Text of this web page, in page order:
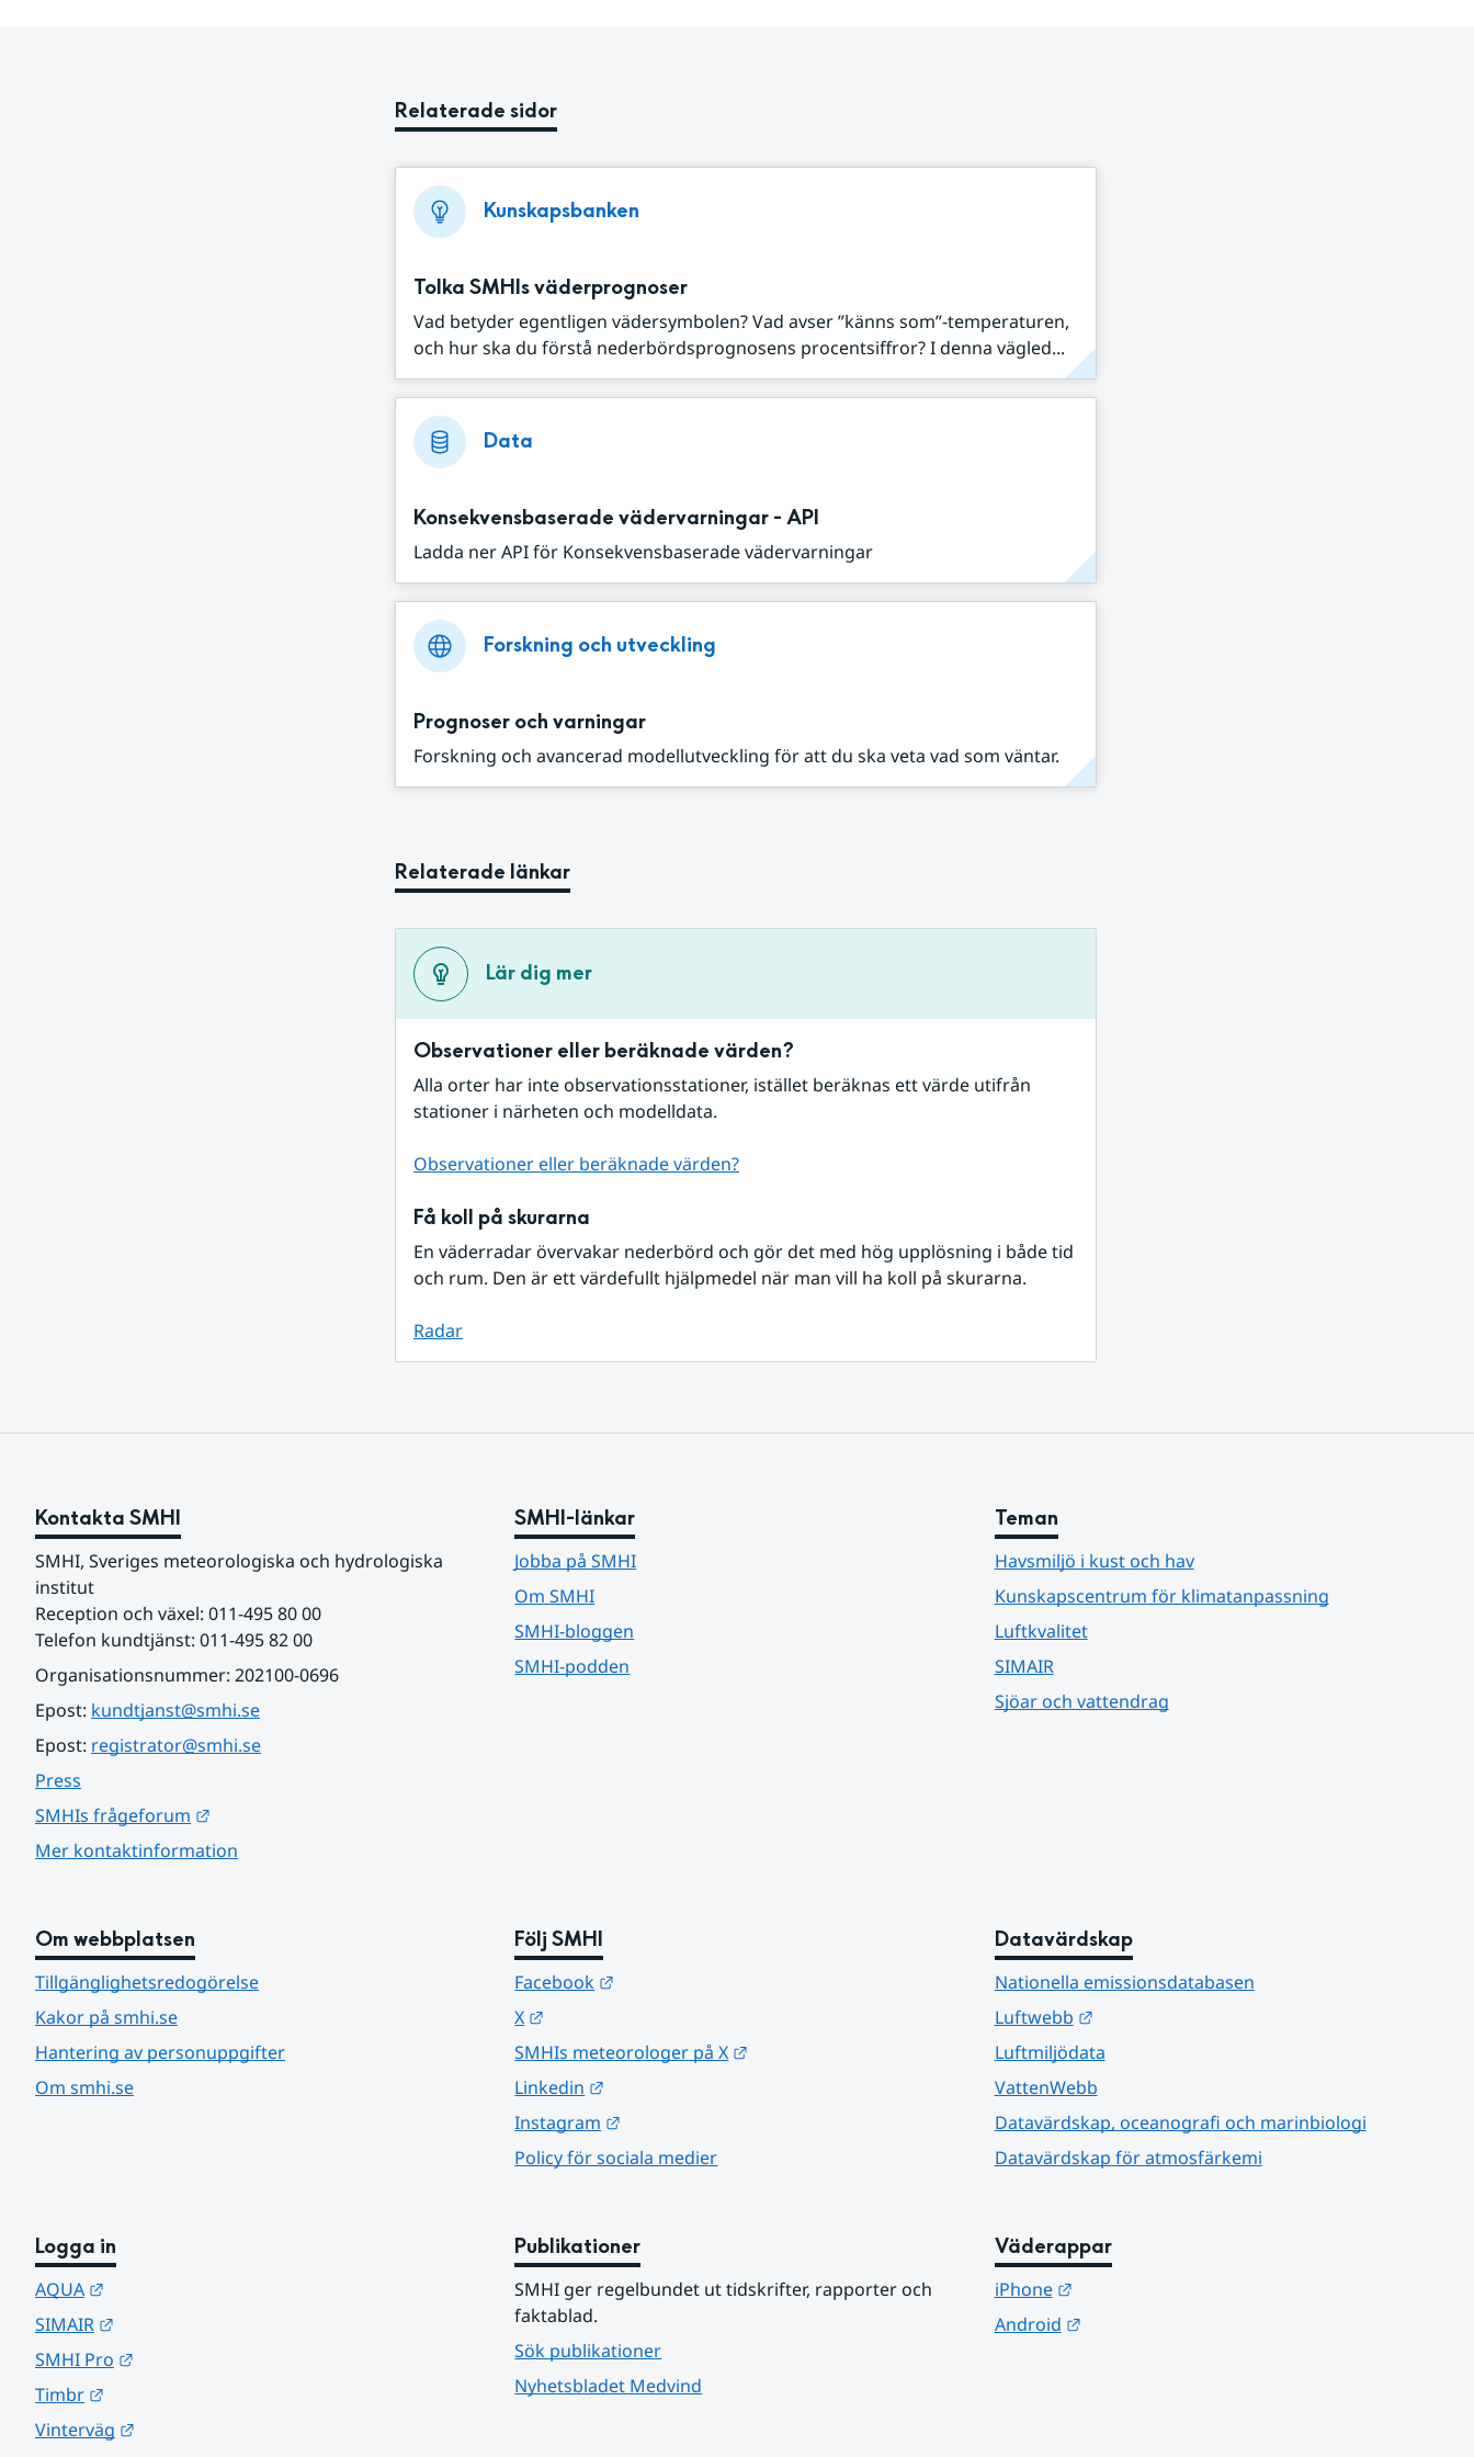
Relaterade sidor
Kunskapsbanken
Tolka SMHIs väderprognoser
Vad betyder egentligen vädersymbolen? Vad avser ”känns som”-temperaturen,
och hur ska du förstå nederbördsprognosens procentsiffror? I denna vägled...
Data
Konsekvensbaserade vädervarningar - API
Ladda ner API för Konsekvensbaserade vädervarningar
Forskning och utveckling
Prognoser och varningar
Forskning och avancerad modellutveckling för att du ska veta vad som väntar.
Relaterade länkar
Lär dig mer
Observationer eller beräknade värden?
Alla orter har inte observationsstationer, istället beräknas ett värde utifrån
stationer i närheten och modelldata.
Observationer eller beräknade värden?
Få koll på skurarna
En väderradar övervakar nederbörd och gör det med hög upplösning i både tid
och rum. Den är ett värdefullt hjälpmedel när man vill ha koll på skurarna.
Radar
Kontakta SMHI
SMHI, Sveriges meteorologiska och hydrologiska
institut
Reception och växel: 011-495 80 00
Telefon kundtjänst: 011-495 82 00
Organisationsnummer: 202100-0696
Epost: kundtjanst@smhi.se
Epost: registrator@smhi.se
Press
SMHIs frågeforum
Mer kontaktinformation
SMHI-länkar
Jobba på SMHI
Om SMHI
SMHI-bloggen
SMHI-podden
Teman
Havsmiljö i kust och hav
Kunskapscentrum för klimatanpassning
Luftkvalitet
SIMAIR
Sjöar och vattendrag
Om webbplatsen
Tillgänglighetsredogörelse
Kakor på smhi.se
Hantering av personuppgifter
Om smhi.se
Följ SMHI
Facebook
X
SMHIs meteorologer på X
Linkedin
Instagram
Policy för sociala medier
Datavärdskap
Nationella emissionsdatabasen
Luftwebb
Länk till annan webbplats.
Luftmiljödata
VattenWebb
Datavärdskap, oceanografi och marinbiologi
Datavärdskap för atmosfärkemi
Logga in
AQUA
SIMAIR
SMHI Pro
Timbr
Vinterväg
Publikationer
SMHI ger regelbundet ut tidskrifter, rapporter och
faktablad.
Sök publikationer
Nyhetsbladet Medvind
Väderappar
iPhone
Länk till annan webbplats.
Android
Länk till annan webbplats.